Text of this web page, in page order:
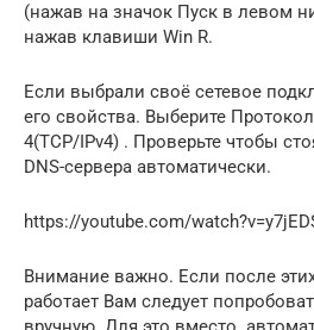
(нажав на значок Пуск в левом
нажав клавиши Win R.
Если выбрали своё сетевое
его свойства. Выберите
4(TCP/IPv4) . Проверьте чтобы
DNS-сервера автоматически.
https://youtube.com/
Внимание важно. Если после
работает Вам следует